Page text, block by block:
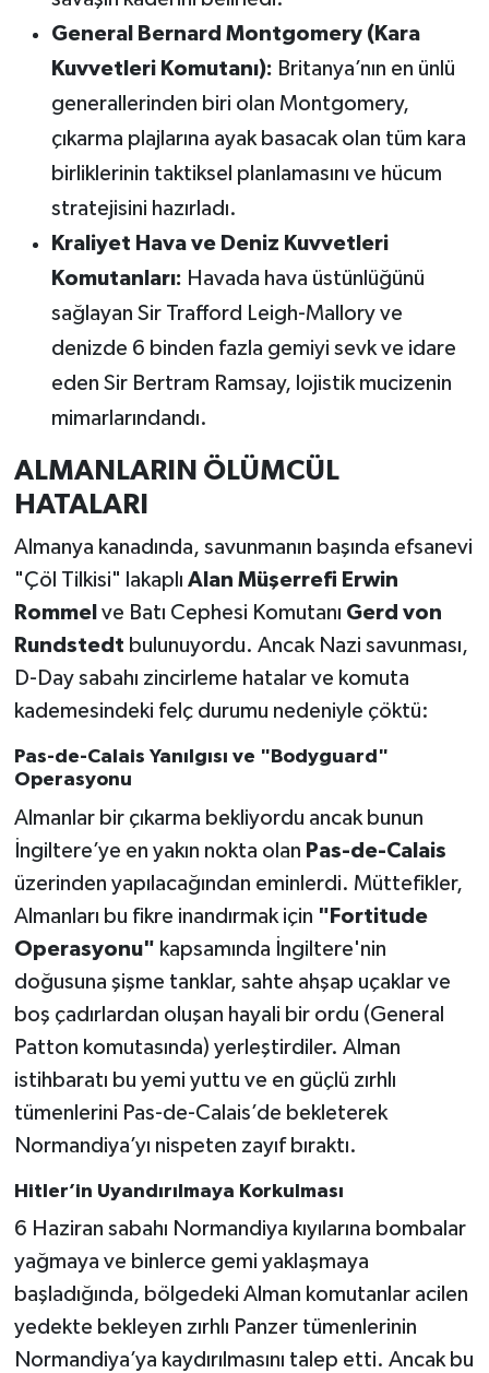
General Bernard Montgomery (Kara
Kuvvetleri Komutanı): Britanya’nın en ünlü
generallerinden biri olan Montgomery,
çıkarma plajlarına ayak basacak olan tüm kara
birliklerinin taktiksel planlamasını ve hücum
stratejisini hazırladı.
Kraliyet Hava ve Deniz Kuvvetleri
Komutanları: Havada hava üstünlüğünü
sağlayan Sir Trafford Leigh-Mallory ve
denizde 6 binden fazla gemiyi sevk ve idare
eden Sir Bertram Ramsay, lojistik mucizenin
mimarlarındandı.
ALMANLARIN ÖLÜMCÜL
HATALARI
Almanya kanadında, savunmanın başında efsanevi
"Çöl Tilkisi" lakaplı Alan Müşerrefi Erwin
Rommel ve Batı Cephesi Komutanı Gerd von
Rundstedt bulunuyordu. Ancak Nazi savunması,
D-Day sabahı zincirleme hatalar ve komuta
kademesindeki felç durumu nedeniyle çöktü:
Pas-de-Calais Yanılgısı ve "Bodyguard"
Operasyonu
Almanlar bir çıkarma bekliyordu ancak bunun
İngiltere’ye en yakın nokta olan Pas-de-Calais
üzerinden yapılacağından eminlerdi. Müttefikler,
Almanları bu fikre inandırmak için "Fortitude
Operasyonu" kapsamında İngiltere'nin
doğusuna şişme tanklar, sahte ahşap uçaklar ve
boş çadırlardan oluşan hayali bir ordu (General
Patton komutasında) yerleştirdiler. Alman
istihbaratı bu yemi yuttu ve en güçlü zırhlı
tümenlerini Pas-de-Calais’de bekleterek
Normandiya’yı nispeten zayıf bıraktı.
Hitler’in Uyandırılmaya Korkulması
6 Haziran sabahı Normandiya kıyılarına bombalar
yağmaya ve binlerce gemi yaklaşmaya
başladığında, bölgedeki Alman komutanlar acilen
yedekte bekleyen zırhlı Panzer tümenlerinin
Normandiya’ya kaydırılmasını talep etti. Ancak bu